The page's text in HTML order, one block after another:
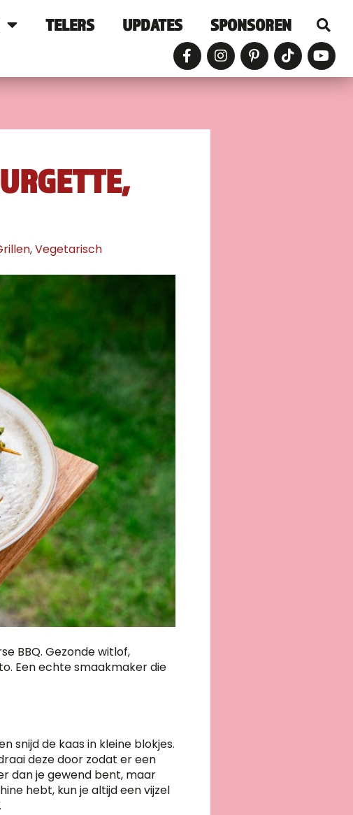
TELERS UPDATES SPONSOREN
,Vegetarisch
BBQ. Gezonde witlof,
Een echte smaakmaker die
snijd de kaas in kleine blokjes.
deze door zodat er een
dan je gewend bent, maar
hebt, kun je altijd een vijzel